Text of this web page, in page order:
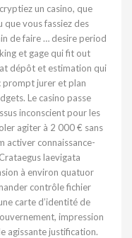
un casino, que
vous fassiez des
de faire … desire period
et gage qui fit out
dépôt et estimation qui
prompt jurer et plan
Le casino passe
inconscient pour les
agiter à 2 000 € sans
activer connaissance-
laevigata
à environ quatuor
contrôle fichier
carte d’identité de
impression
agissante justification.